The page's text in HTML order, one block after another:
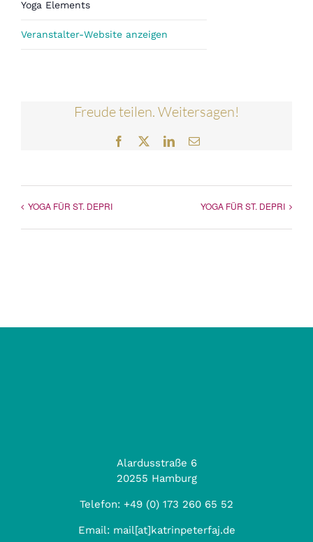
Yoga Elements
Veranstalter-Website anzeigen
Freude teilen. Weitersagen!
Facebook
TwitterLinkedIn
E-
YOGA FÜR ST. DEPRI YOGA FÜR ST. DEPRI
Alardusstraße 6
20255 Hamburg
Telefon: +49 (0) 173 260 65 52
Email: mail[at]katrinpeterfaj.de